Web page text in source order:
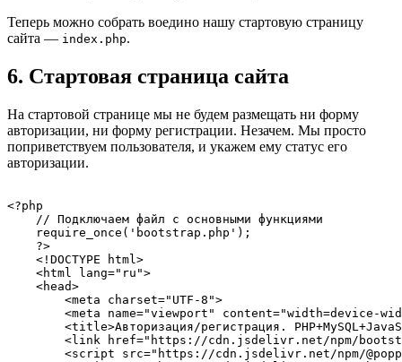
Теперь можно собрать воедино нашу стартовую страницу
сайта — index.php.
6. Стартовая страница сайта
На стартовой странице мы не будем размещать ни форму
авторизации, ни форму регистрации. Незачем. Мы просто
поприветствуем пользователя, и укажем ему статус его
авторизации.
<?php
    // Подключаем файл с основными функциями
    require_once('bootstrap.php');
    ?>
    <!DOCTYPE html>
    <html lang="ru">
    <head>
        <meta charset="UTF-8">
<meta name="viewport" content="width=device-
<title>Авторизация/регистрация.
<link href="https://cdn.jsdelivr.net/npm/
<script src="https://cdn.jsdelivr.net/npm/